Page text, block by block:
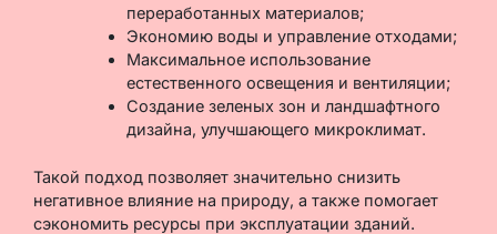
переработанных материалов;
Экономию воды и управление отходами;
Максимальное использование
естественного освещения и вентиляции;
Создание зеленых зон и ландшафтного
дизайна, улучшающего микроклимат.
Такой подход позволяет значительно снизить
негативное влияние на природу, а также помогает
сэкономить ресурсы при эксплуатации зданий.